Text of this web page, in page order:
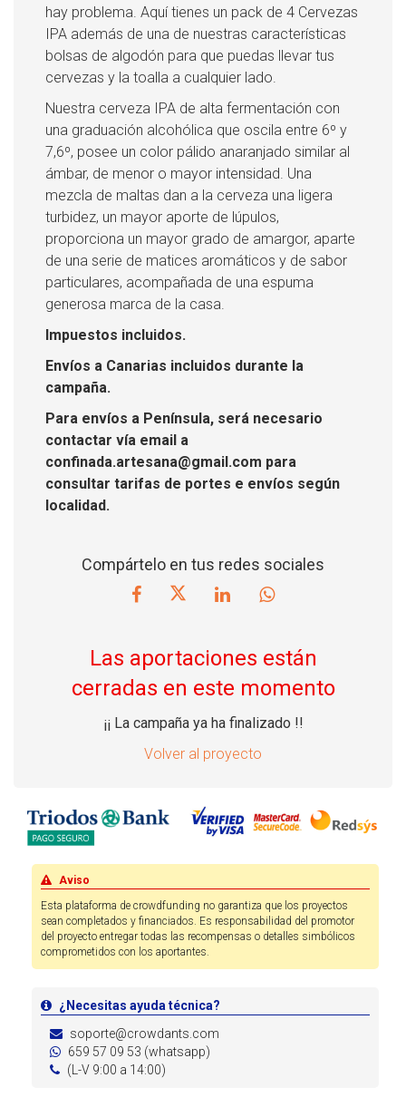
hay problema. Aquí tienes un pack de 4 Cervezas
IPA además de una de nuestras características
bolsas de algodón para que puedas llevar tus
cervezas y la toalla a cualquier lado.
Nuestra cerveza IPA de alta fermentación con
una graduación alcohólica que oscila entre 6º y
7,6º, posee un color pálido anaranjado similar al
ámbar, de menor o mayor intensidad. Una
mezcla de maltas dan a la cerveza una ligera
turbidez, un mayor aporte de lúpulos,
proporciona un mayor grado de amargor, aparte
de una serie de matices aromáticos y de sabor
particulares, acompañada de una espuma
generosa marca de la casa.
Impuestos incluidos.
Envíos a Canarias incluidos durante la
campaña.
Para envíos a Península, será necesario
contactar vía email a
confinada.artesana@gmail.com para
consultar tarifas de portes e envíos según
localidad.
Compártelo en tus redes sociales
Las aportaciones están
cerradas en este momento
¡¡ La campaña ya ha finalizado !!
Volver al proyecto
Aviso
Esta plataforma de crowdfunding no garantiza que los proyectos
sean completados y financiados. Es responsabilidad del promotor
del proyecto entregar todas las recompensas o detalles simbólicos
comprometidos con los aportantes.
¿Necesitas ayuda técnica?
soporte@crowdants.com
659 57 09 53 (whatsapp)
(L-V 9:00 a 14:00)